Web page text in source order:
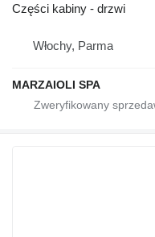
Części kabiny - drzwi
Włochy, Parma
MARZAIOLI SPA